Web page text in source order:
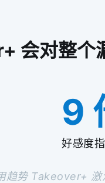
会对整个
9
好感度
趋势 Takeover+